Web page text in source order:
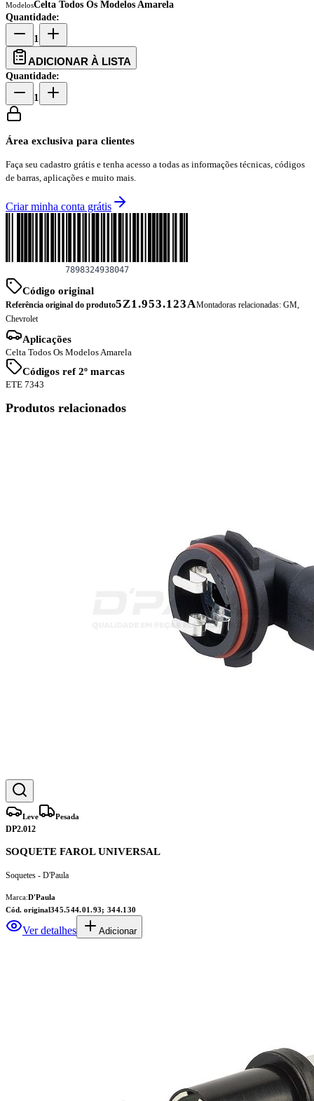
ModelosCelta Todos Os Modelos Amarela
Quantidade:
1
ADICIONAR À LISTA
Quantidade:
1
Área exclusiva para clientes
Faça seu cadastro grátis e tenha acesso a todas as informações técnicas, códigos
de barras, aplicações e muito mais.
Criar minha conta grátis
Código original
Referência original do produto5Z1.953.123AMontadoras relacionadas: GM,
Chevrolet
Aplicações
Celta Todos Os Modelos Amarela
Códigos ref 2º marcas
ETE 7343
Produtos relacionados
Leve Pesada
DP2.012
SOQUETE FAROL UNIVERSAL
Soquetes - D'Paula
Marca:D'Paula
Cód. original345.544.01.93; 344.130
Ver detalhes Adicionar